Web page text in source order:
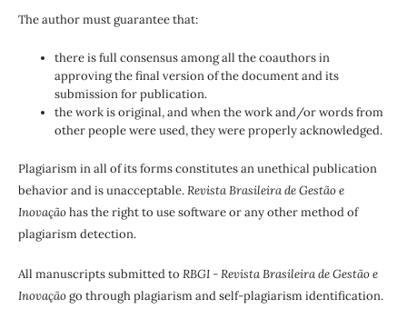
The author must guarantee that:
there is full consensus among all the coauthors in
approving the final version of the document and its
submission for publication.
the work is original, and when the work and/or words from
other people were used, they were properly acknowledged.
Plagiarism in all of its forms constitutes an unethical publication
behavior and is unacceptable.Revista Brasileira de Gestão e
Inovaçãohas the right to use software or any other method of
plagiarism detection.
All manuscripts submitted to RBGI - Revista Brasileira de Gestão e
Inovaçãogo through plagiarism and self-plagiarism identification.